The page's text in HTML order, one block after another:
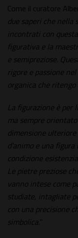
Come il curatore
due saperi che
incontrati con
figurativa e la
e semipreziose.
rigore e passione
organica che
La figurazione è per
ma sempre
dimensione
d'animo e una
condizione
Le pietre preziose
vanno intese come
studiate, intagliate
con una precisione
simbolica."